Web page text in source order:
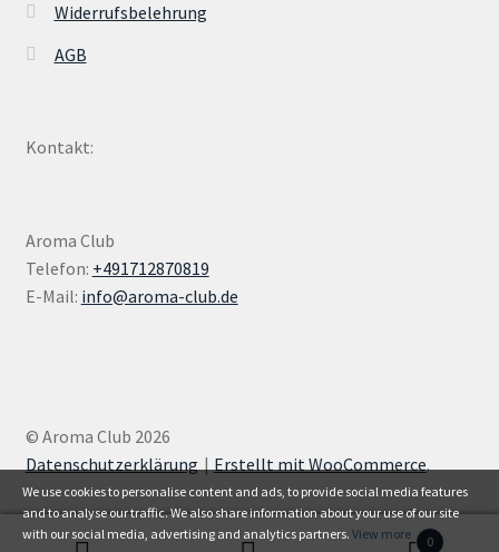
Widerrufsbelehrung
AGB
Kontakt:
Aroma Club
Telefon: +491712870819
E-Mail: info@aroma-club.de
© Aroma Club 2026
Datenschutzerklärung
Erstellt mit WooCommerce.
0
We use cookies to personalise content and ads, to provide social media features
and to analyse our traffic. We also share information about your use of our site
with our social media, advertising and analytics partners. View more